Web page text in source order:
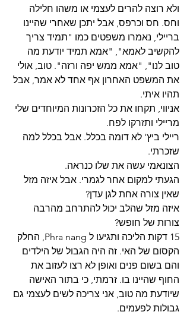
ולא רוצה להרים לעצמי או משהו חלילה
וחס. חס וכרפס, אבל יתכן שאחרי שהיינו
בריילי, נאמרו משפטים כמו "תמיד צריך
להקשיב לאמא", "אמא תמיד יודעת מה
טוב לנו", "אמא ממש יפה ורזה". טוב, אולי
את המשפט האחרון אף אחד לא אמר, אבל
תהיו איתי.
אניווי, תקחו את כל הזכרונות המיוחדים שלי
מריילי ותזרקו לפח.
ריילי ביץ' לא דומה בכלל. אבל בכלל למה
שזכרתי.
הצונאמי עשה את שלו כנראה.
הגעתי למקום אחר לגמרי. אבל איזה מזל
שאין צורה אחת לגן עדן?
איזה מזל שהלב יכול להתרחב מהרבה
צורות של חופש?
15 דקות הליכה ותגיעו ל Phra nang, החלק
הקסום של האי. זה היה הגבול של הילדים
והם בשום פנים ואופן לא רצו לעזוב את
החוף שהיינו בו. זרמתי, כי בתור האישה
שיודעת מה טוב, אני צריכה לשים לעצמי גם
גבולות לפעמים.